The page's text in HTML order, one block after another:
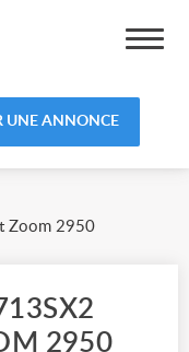
UNE ANNONCE
Zoom 2950
2950